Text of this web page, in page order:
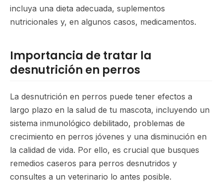
incluya una dieta adecuada, suplementos
nutricionales y, en algunos casos, medicamentos.
Importancia de tratar la
desnutrición en perros
La desnutrición en perros puede tener efectos a
largo plazo en la salud de tu mascota, incluyendo un
sistema inmunológico debilitado, problemas de
crecimiento en perros jóvenes y una disminución en
la calidad de vida. Por ello, es crucial que busques
remedios caseros para perros desnutridos y
consultes a un veterinario lo antes posible.